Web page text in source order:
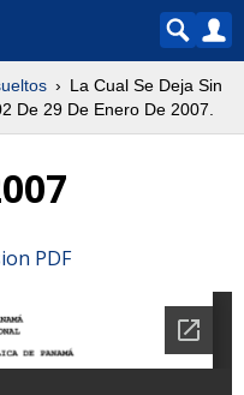
La Cual Se Deja Sin
De 29 De Enero De 2007.
PDF